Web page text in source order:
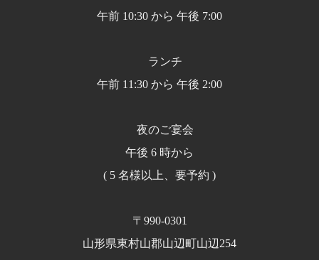
午前 10:30 から 午後 7:00
ランチ
午前 11:30 から 午後 2:00
夜のご宴会
午後 6 時から
( 5 名様以上、要予約 )
〒990-0301
山形県東村山郡山辺町山辺254